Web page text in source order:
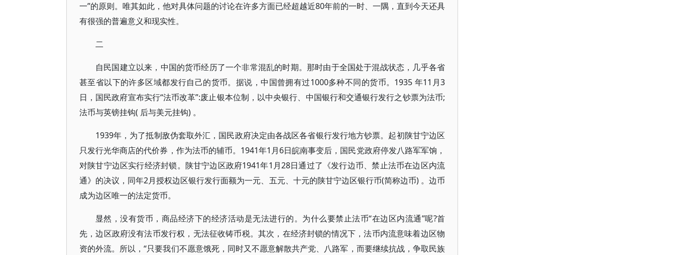
一”的原则。唯其如此，他对具体问题的讨论在许多方面已经超越近80年前的一时、一隅，直到今天还具
有很强的普遍意义和现实性。
二
自民国建立以来，中国的货币经历了一个非常混乱的时期。那时由于全国处于混战状态，几乎各省
甚至省以下的许多区域都发行自己的货币。据说，中国曾拥有过1000多种不同的货币。1935 年11月3
日，国民政府宣布实行“法币改革”:废止银本位制，以中央银行、中国银行和交通银行发行之钞票为法币;
法币与英镑挂钩( 后与美元挂钩) 。
1939年，为了抵制敌伪套取外汇，国民政府决定由各战区各省银行发行地方钞票。起初陕甘宁边区
只发行光华商店的代价券，作为法币的辅币。1941年1月6日皖南事变后，国民党政府停发八路军军饷，
对陕甘宁边区实行经济封锁。陕甘宁边区政府1941年1月28日通过了《发行边币、禁止法币在边区内流
通》的决议，同年2月授权边区银行发行面额为一元、五元、十元的陕甘宁边区银行币(简称边币) 。边币
成为边区唯一的法定货币。
显然，没有货币，商品经济下的经济活动是无法进行的。为什么要禁止法币“在边区内流通”呢?首
先，边区政府没有法币发行权，无法征收铸币税。其次，在经济封锁的情况下，法币内流意味着边区物
资的外流。所以，“只要我们不愿意饿死，同时又不愿意解散共产党、八路军，而要继续抗战，争取民族